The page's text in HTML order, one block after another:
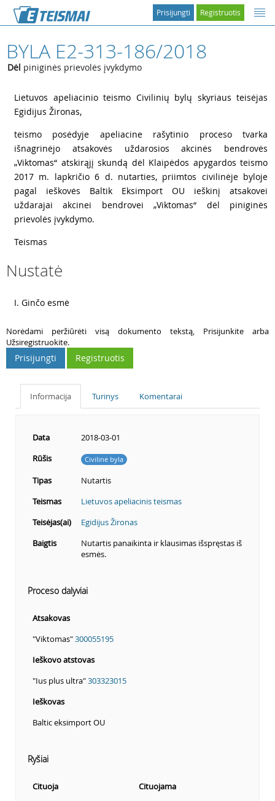
Registruotis
Prisijungti
BYLA E2-313-186/2018
Dėl piniginės prievolės įvykdymo
Lietuvos apeliacinio teismo Civilinių bylų skyriaus teisėjas
Egidijus Žironas,
teismo posėdyje apeliacine rašytinio proceso tvarka
išnagrinėjo atsakovės uždarosios akcinės bendrovės
„Viktomas“ atskirąjį skundą dėl Klaipėdos apygardos teismo
2017 m. lapkričio 6 d. nutarties, priimtos civilinėje byloje
pagal ieškovės Baltik Eksimport OU ieškinį atsakovei
uždarajai akcinei bendrovei „Viktomas“ dėl piniginės
prievolės įvykdymo.
Teismas
Nustatė
I. Ginčo esmė
Norėdami peržiūrėti visą dokumento tekstą, Prisijunkite arba
Užsiregistruokite.
Prisijungti Registruotis
Informacija Turinys Komentarai
Data
2018-03-01
Rūšis
Civilinė byla
Tipas
Nutartis
Teismas
Lietuvos apeliacinis teismas
Teisėjas(ai)
Egidijus Žironas
Baigtis
Nutartis panaikinta ir klausimas išspręstas iš
esmės.
Proceso dalyviai
Atsakovas
"Viktomas"300055195
Ieškovo atstovas
"Ius plus ultra"303323015
Ieškovas
Baltic eksimport OU
Ryšiai
Cituoja
Cituojama